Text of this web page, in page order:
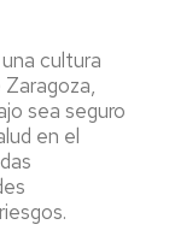
cultura
sea seguro
en el